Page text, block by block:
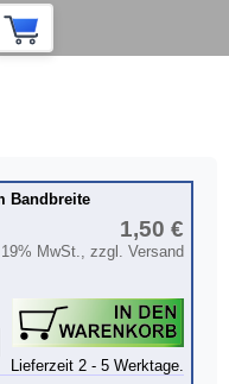
Bandbreite
1,50 €
MwSt., zzgl. Versand
Lieferzeit 2 - 5 Werktage.